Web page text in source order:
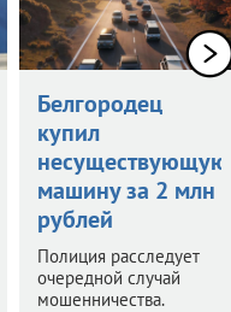
Белгородец
купил
несуществующую
машину за 2 млн
рублей
Полиция расследует
очередной случай
мошенничества.